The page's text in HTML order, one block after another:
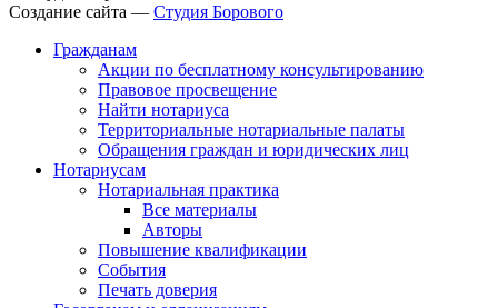
Создание сайта — Студия Борового
Гражданам
Акции по бесплатному консультированию
Правовое просвещение
Найти нотариуса
Территориальные нотариальные палаты
Обращения граждан и юридических лиц
Нотариусам
Нотариальная практика
Все материалы
Авторы
Повышение квалификации
События
Печать доверия